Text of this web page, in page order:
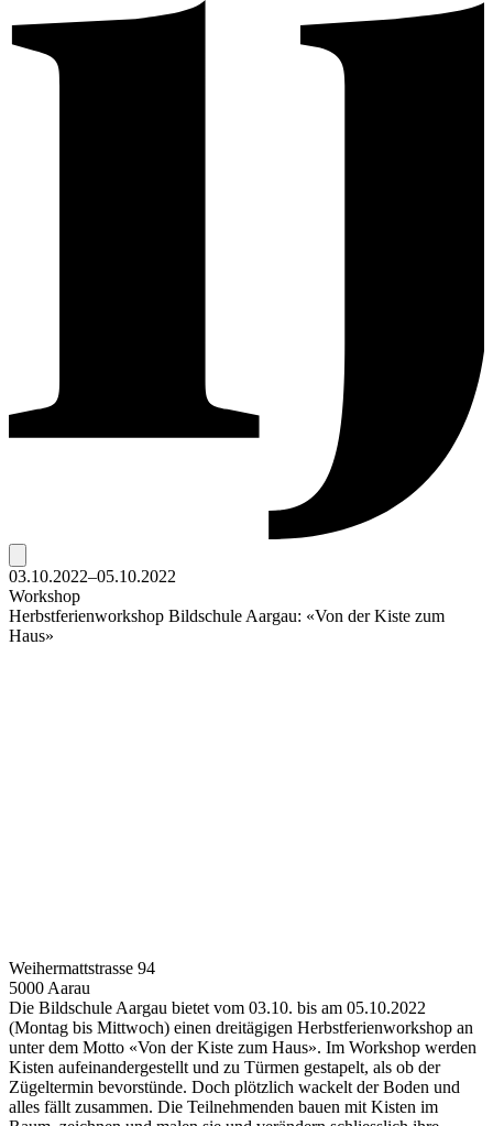
03.10.2022–05.10.2022
Workshop
Herbstferienworkshop Bildschule Aargau: «Von der Kiste zum
Haus»
Weihermattstrasse 94
5000 Aarau
Die Bildschule Aargau bietet vom 03.10. bis am 05.10.2022
(Montag bis Mittwoch) einen dreitägigen Herbstferienworkshop an
unter dem Motto «Von der Kiste zum Haus». Im Workshop werden
Kisten aufeinandergestellt und zu Türmen gestapelt, als ob der
Zügeltermin bevorstünde. Doch plötzlich wackelt der Boden und
alles fällt zusammen. Die Teilnehmenden bauen mit Kisten im